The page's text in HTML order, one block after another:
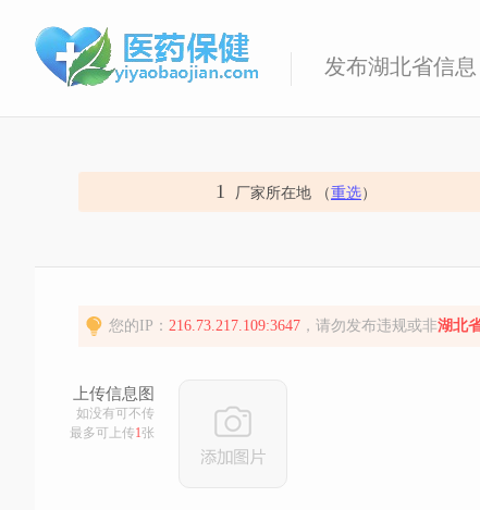
发布湖北省信息
1 厂家所在地 （重选）
您的IP： 216.73.217.109:3647 ，请勿发布违规或非湖北
上传信息图
如没有可不传
最多可上传1张